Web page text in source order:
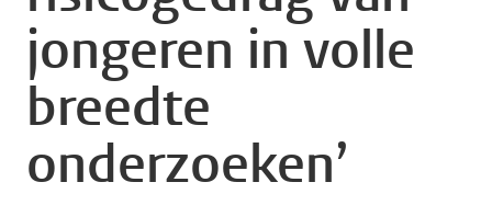
jongeren in volle
breedte
onderzoeken’